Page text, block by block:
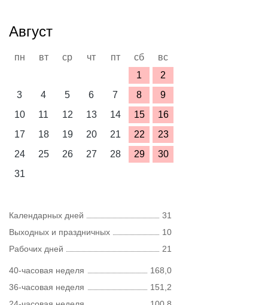
Август
пн вт ср чт пт сб
вс
1
2
3
4 5 6 7 8
9
10
11 12 13 14 15
16
17
18 19 20 21 22
23
24
25 26 27 28 29
30
31
Календарных дней
31
Выходных и праздничных
10
Рабочих дней
21
40-часовая неделя
168,0
36-часовая неделя
151,2